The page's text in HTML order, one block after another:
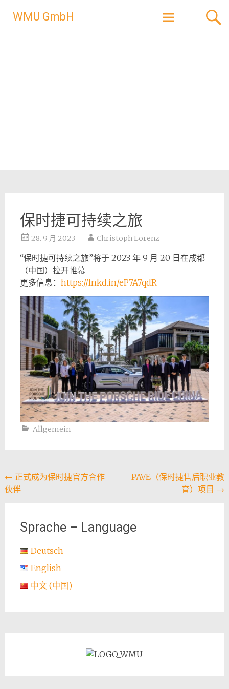
content
WMU GmbH
保时捷可持续之旅
28. 9 月 2023 Christoph Lorenz
“保时捷可持续之旅”将于 2023 年 9 月 20 日在成都
（中国）拉开帷幕
更多信息： https://lnkd.in/eP7A7qdR
Allgemein
Post
navigation
← 正式成为保时捷官方合作
伙伴
PAVE（保时捷售后职业教
育）项目 →
Sprache – Language
Deutsch
English
中文 (中国)